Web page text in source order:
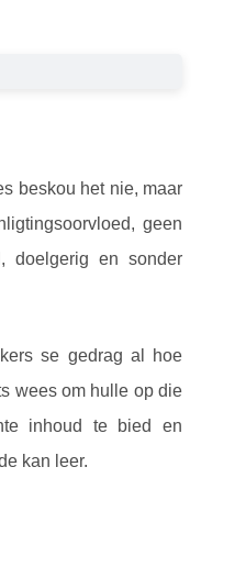
beskou het nie, maar
geen
doelgerig en sonder
se gedrag al hoe
wees om hulle op die
inhoud te bied en
kan leer.